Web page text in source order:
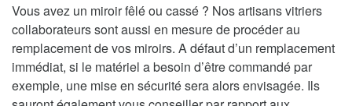
Vous avez un miroir fêlé ou cassé ? Nos artisans vitriers
collaborateurs sont aussi en mesure de procéder au
remplacement de vos miroirs. A défaut d’un remplacement
immédiat, si le matériel a besoin d’être commandé par
exemple, une mise en sécurité sera alors envisagée. Ils